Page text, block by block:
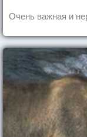
Очень важная и